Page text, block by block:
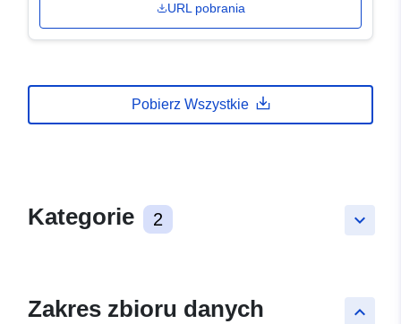
URL pobrania
Pobierz Wszystkie
keyboard_arrow_down
Kategorie 2
keyboard_arrow_up
Zakres zbioru danych